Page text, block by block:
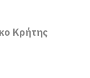
Κρήτης